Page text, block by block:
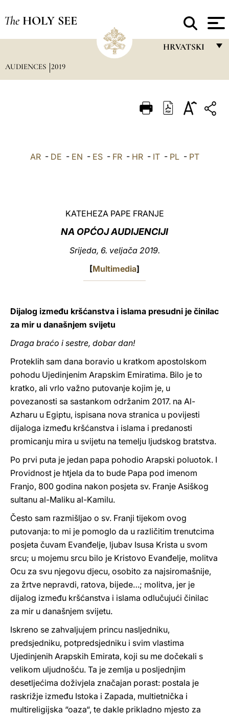
The HOLY SEE
HRVATSKI
ITALIANO
中文
AUDIENCES 2019
AR- DE - EN - ES- FR- HR- IT- PL- PT
KATEHEZA PAPE FRANJE
NA OPĆOJ AUDIJENCIJI
Srijeda, 6. veljača 2019.
[Multimedia]
Dijalog između kršćanstva i islama presudni je činilac
za mir u današnjem svijetu
Draga braćo i sestre, dobar dan!
Proteklih sam dana boravio u kratkom apostolskom
pohodu Ujedinjenim Arapskim Emiratima. Bilo je to
kratko, ali vrlo važno putovanje kojim je, u
povezanosti sa sastankom održanim 2017. na Al-
Azharu u Egiptu, ispisana nova stranica u povijesti
dijaloga između kršćanstva i islama i predanosti
promicanju mira u svijetu na temelju ljudskog bratstva.
Po prvi puta je jedan papa pohodio Arapski poluotok. I
Providnost je htjela da to bude Papa pod imenom
Franjo, 800 godina nakon posjeta sv. Franje Asiškog
sultanu al-Maliku al-Kamilu.
Često sam razmišljao o sv. Franji tijekom ovog
putovanja: to mi je pomoglo da u različitim trenutcima
posjeta čuvam Evanđelje, ljubav Isusa Krista u svom
srcu; u mojemu srcu bilo je Kristovo Evanđelje, molitva
Ocu za svu njegovu djecu, osobito za najsiromašnije,
za žrtve nepravdi, ratova, bijede…; molitva, jer je
dijalog između kršćanstva i islama odlučujući činilac
za mir u današnjem svijetu.
Iskreno se zahvaljujem princu nasljedniku,
predsjedniku, potpredsjedniku i svim vlastima
Ujedinjenih Arapskih Emirata, koji su me dočekali s
velikom uljudnošću. Ta je zemlja u posljednjim
desetljećima doživjela značajan porast: postala je
raskrižje između Istoka i Zapada, multietnička i
multireligijska “oaza“, te dakle prikladno mjesto za